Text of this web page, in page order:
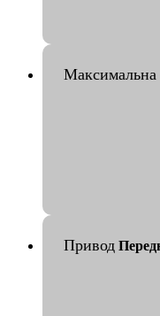
Максимальна
Привод